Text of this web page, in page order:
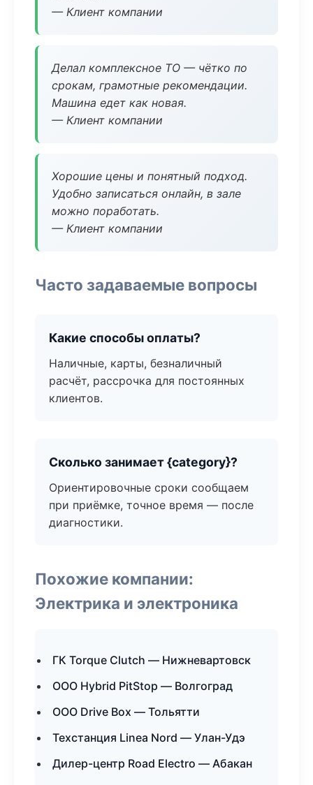
— Клиент компании
Делал комплексное ТО — чётко по
срокам, грамотные рекомендации.
Машина едет как новая.
— Клиент компании
Хорошие цены и понятный подход.
Удобно записаться онлайн, в зале
можно поработать.
— Клиент компании
Часто задаваемые вопросы
Какие способы оплаты?
Наличные, карты, безналичный
расчёт, рассрочка для постоянных
клиентов.
Сколько занимает {category}?
Ориентировочные сроки сообщаем
при приёмке, точное время — после
диагностики.
Похожие компании:
Электрика и электроника
ГК Torque Clutch — Нижневартовск
ООО Hybrid PitStop — Волгоград
ООО Drive Box — Тольятти
Техстанция Linea Nord — Улан-Удэ
Дилер-центр Road Electro — Абакан